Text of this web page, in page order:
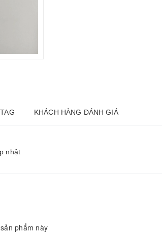
KHÁCH HÀNG ĐÁNH GIÁ
nhật
phẩm này